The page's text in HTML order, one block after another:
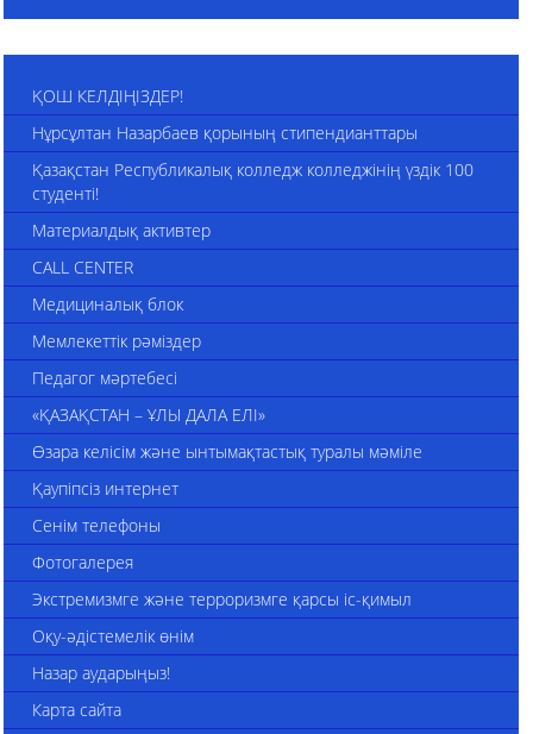
ҚОШ КЕЛДІҢІЗДЕР!
Нұрсұлтан Назарбаев қорының стипендианттары
Қазақстан Республикалық колледж колледжінің үздік 100
студенті!
Материалдық активтер
CALL CENTER
Медициналық блок
Мемлекеттік рәміздер
Педагог мәртебесі
«ҚАЗАҚСТАН – ҰЛЫ ДАЛА ЕЛІ»
Өзара келісім және ынтымақтастық туралы мәміле
Қаупіпсіз интернет
Сенім телефоны
Фотогалерея
Экстремизмге және терроризмге қарсы іс-қимыл
Оқу-әдістемелік өнім
Назар аударыңыз!
Карта сайта